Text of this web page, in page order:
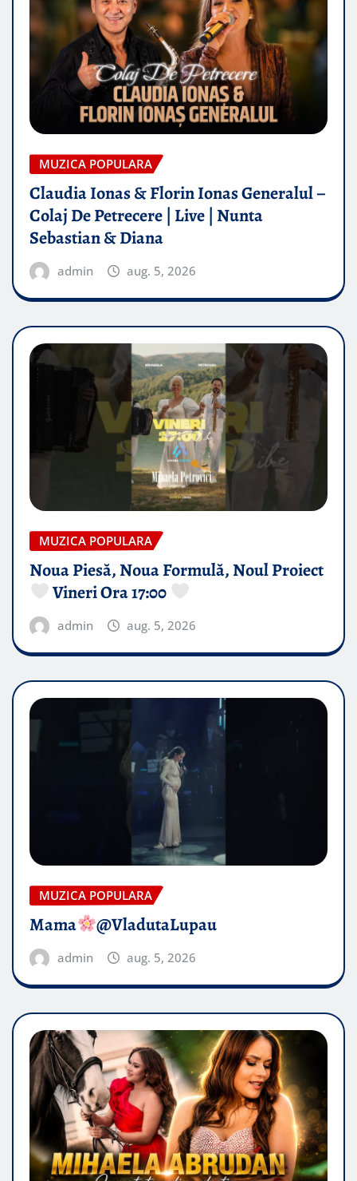
MUZICA POPULARA
Claudia Ionas & Florin Ionas Generalul –
Colaj De Petrecere | Live | Nunta
Sebastian & Diana
admin aug. 5, 2026
MUZICA POPULARA
Noua Piesă, Noua Formulă, Noul Proiect
Vineri Ora 17:00
admin aug. 5, 2026
MUZICA POPULARA
Mama @VladutaLupau
admin aug. 5, 2026